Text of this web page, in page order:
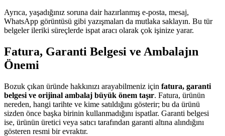
Ayrıca, yaşadığınız soruna dair hazırlanmış e-posta, mesaj,
WhatsApp görüntüsü gibi yazışmaları da mutlaka saklayın. Bu tür
belgeler ileriki süreçlerde ispat aracı olarak çok işinize yarar.
Fatura, Garanti Belgesi ve Ambalajın
Önemi
Bozuk çıkan üründe hakkınızı arayabilmeniz için fatura, garanti
belgesi ve orijinal ambalaj büyük önem taşır. Fatura, ürünün
nereden, hangi tarihte ve kime satıldığını gösterir; bu da ürünü
sizden önce başka birinin kullanmadığını ispatlar. Garanti belgesi
ise, ürünün üretici veya satıcı tarafından garanti altına alındığını
gösteren resmi bir evraktır.